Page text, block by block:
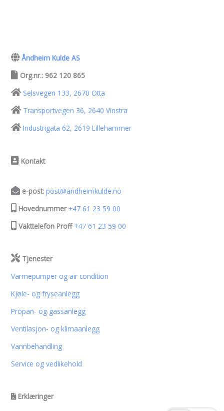
Åndheim Kulde AS
Org.nr.: 962 120 865
Selsvegen 133, 2670 Otta
Transportvegen 36, 2640 Vinstra
Industrigata 62, 2619 Lillehammer
Kontakt
e-post: post@andheimkulde.no
Hovednummer +47 61 23 59 00
Vakttelefon Proff +47 61 23 59 00
Tjenester
Varmepumper og air condition
Kjøle- og fryseanlegg
Propan- og gassanlegg
Ventilasjon- og klimaanlegg
Vannbehandling
Service og vedlikehold
Erklæringer